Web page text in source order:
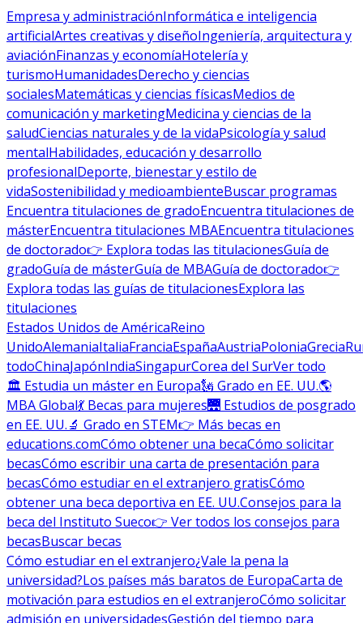
Empresa y administraciónInformática e inteligencia
artificialArtes creativas y diseñoIngeniería, arquitectura y
aviaciónFinanzas y economíaHotelería y
turismoHumanidadesDerecho y ciencias
socialesMatemáticas y ciencias físicasMedios de
comunicación y marketingMedicina y ciencias de la
saludCiencias naturales y de la vidaPsicología y salud
mentalHabilidades, educación y desarrollo
profesionalDeporte, bienestar y estilo de
vidaSostenibilidad y medioambienteBuscar programas
Encuentra titulaciones de gradoEncuentra titulaciones de
másterEncuentra titulaciones MBAEncuentra titulaciones
de doctorado👉 Explora todas las titulacionesGuía de
gradoGuía de másterGuía de MBAGuía de doctorado👉
Explora todas las guías de titulacionesExplora las
titulaciones
Estados Unidos de AméricaReino
UnidoAlemaniaItaliaFranciaEspañaAustriaPoloniaGrecia
todoChinaJapónIndiaSingapurCorea del SurVer todo
🏛 Estudia un máster en Europa🗽 Grado en EE. UU.🌎
MBA Global💃 Becas para mujeres🌉 Estudios de posgrado
en EE. UU.🔬 Grado en STEM👉 Más becas en
educations.comCómo obtener una becaCómo solicitar
becasCómo escribir una carta de presentación para
becasCómo estudiar en el extranjero gratisCómo
obtener una beca deportiva en EE. UU.Consejos para la
beca del Instituto Sueco👉 Ver todos los consejos para
becasBuscar becas
Cómo estudiar en el extranjero¿Vale la pena la
universidad?Los países más baratos de EuropaCarta de
motivación para estudios en el extranjeroCómo solicitar
admisión en universidadesGestión del tiempo para